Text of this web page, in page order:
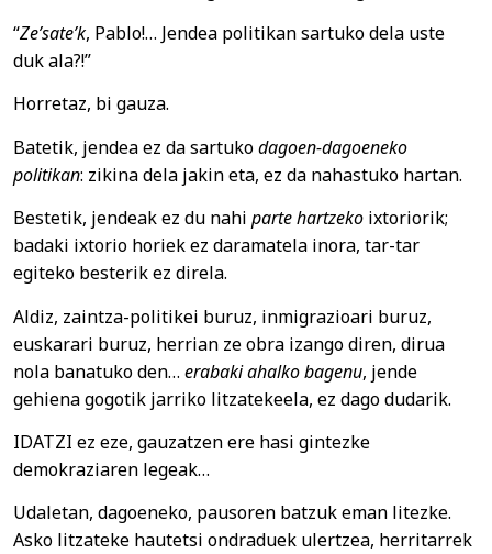
“Ze’sate’k, Pablo!… Jendea politikan sartuko dela uste
duk ala?!”
Horretaz, bi gauza.
Batetik, jendea ez da sartukodagoen-dagoeneko
politikan: zikina dela jakin eta, ez da nahastuko hartan.
Bestetik, jendeak ez du nahi parte hartzeko ixtoriorik;
badaki ixtorio horiek ez daramatela inora, tar-tar
egiteko besterik ez direla.
Aldiz, zaintza-politikei buruz, inmigrazioari buruz,
euskarari buruz, herrian ze obra izango diren, dirua
nola banatuko den… erabaki ahalko bagenu, jende
gehiena gogotik jarriko litzatekeela, ez dago dudarik.
IDATZI ez eze, gauzatzen ere hasi gintezke
demokraziaren legeak…
Udaletan, dagoeneko, pausoren batzuk eman litezke.
Asko litzateke hautetsi ondraduek ulertzea, herritarrek